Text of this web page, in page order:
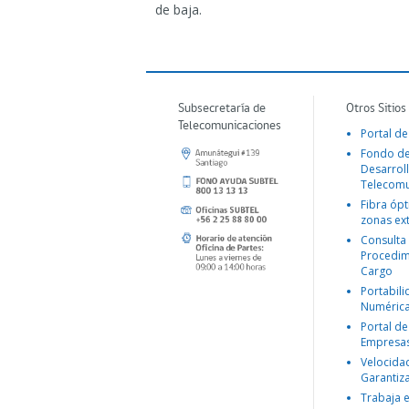
de baja.
Subsecretaría de
Telecomunicaciones
Otros
Portal
Fondo
Fibra
zonas
Consulta
Cargo
Portal
Trabaja